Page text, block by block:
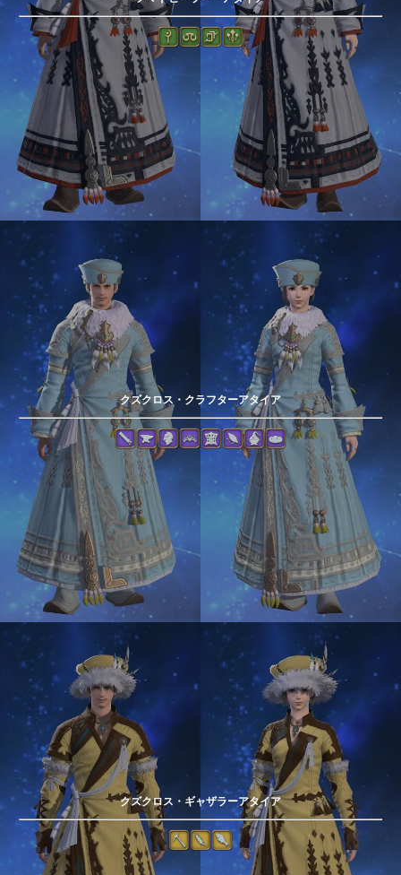
クズクロス・クラフターアタイア
クズクロス・ギャザラーアタイア